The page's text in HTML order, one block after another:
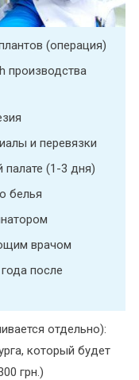
(операция)
производства
и перевязки
(1-3 дня)
белья
врачом
после
отдельно):
который будет
грн.)